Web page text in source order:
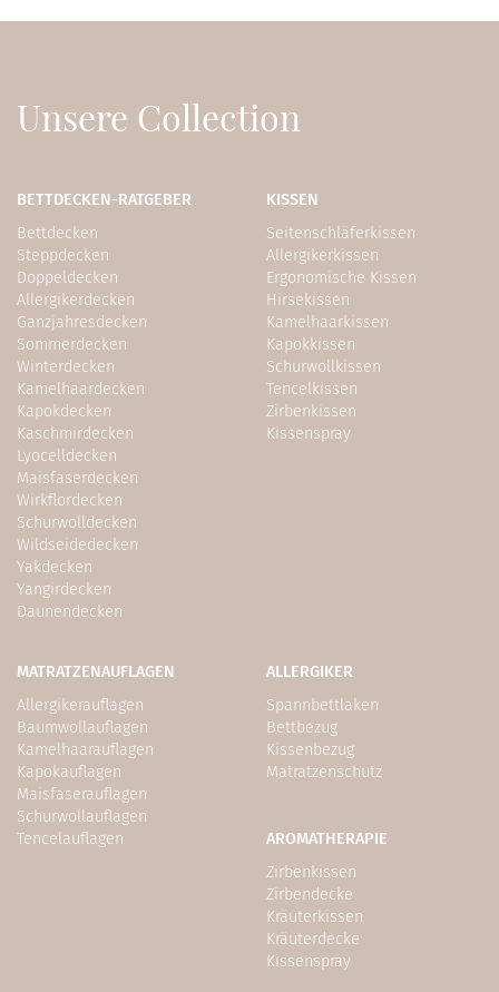
Unsere Collection
BETTDECKEN-RATGEBER
Bettdecken
Steppdecken
Doppeldecken
Allergikerdecken
Ganzjahresdecken
Sommerdecken
Winterdecken
Kamelhaardecken
Kapokdecken
Kaschmirdecken
Lyocelldecken
Maisfaserdecken
Wirkflordecken
Schurwolldecken
Wildseidedecken
Yakdecken
Yangirdecken
Daunendecken
KISSEN
Seitenschläferkissen
Allergikerkissen
Ergonomische Kissen
Hirsekissen
Kamelhaarkissen
Kapokkissen
Schurwollkissen
Tencelkissen
Zirbenkissen
Kissenspray
MATRATZENAUFLAGEN
Allergikerauflagen
Baumwollauflagen
Kamelhaarauflagen
Kapokauflagen
Maisfaserauflagen
Schurwollauflagen
Tencelauflagen
ALLERGIKER
Spannbettlaken
Bettbezug
Kissenbezug
Matratzenschutz
AROMATHERAPIE
Zirbenkissen
Zirbendecke
Kräuterkissen
Kräuterdecke
Kissenspray